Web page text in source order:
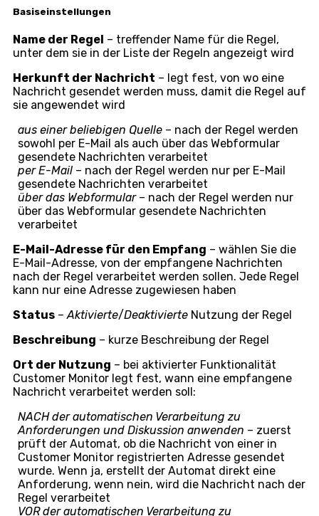
Basiseinstellungen
Name der Regel – treffender Name für die Regel,
unter dem sie in der Liste der Regeln angezeigt wird
Herkunft der Nachricht – legt fest, von wo eine
Nachricht gesendet werden muss, damit die Regel auf
sie angewendet wird
aus einer beliebigen Quelle– nach der Regel werden
sowohl per E-Mail als auch über das Webformular
gesendete Nachrichten verarbeitet
per E-Mail– nach der Regel werden nur per E-Mail
gesendete Nachrichten verarbeitet
über das Webformular– nach der Regel werden nur
über das Webformular gesendete Nachrichten
verarbeitet
E-Mail-Adresse für den Empfang – wählen Sie die
E-Mail-Adresse, von der empfangene Nachrichten
nach der Regel verarbeitet werden sollen. Jede Regel
kann nur eine Adresse zugewiesen haben
Status –Aktivierte/Deaktivierte Nutzung der Regel
Beschreibung – kurze Beschreibung der Regel
Ort der Nutzung – bei aktivierter Funktionalität
Customer Monitor legt fest, wann eine empfangene
Nachricht verarbeitet werden soll:
NACH der automatischen Verarbeitung zu
Anforderungen und Diskussion anwenden – zuerst
prüft der Automat, ob die Nachricht von einer in
Customer Monitor registrierten Adresse gesendet
wurde. Wenn ja, erstellt der Automat direkt eine
Anforderung, wenn nein, wird die Nachricht nach der
Regel verarbeitet
VOR der automatischen Verarbeitung zu